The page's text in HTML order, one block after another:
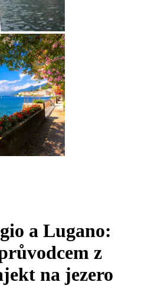
a Lugano:
z
na jezero